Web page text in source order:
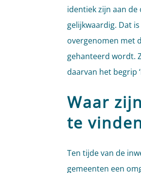
identiek zijn aan
gelijkwaardig. Dat
overgenomen met
gehanteerd wordt.
daarvan het begrip
Waar
te
Ten tijde van de
gemeenten een